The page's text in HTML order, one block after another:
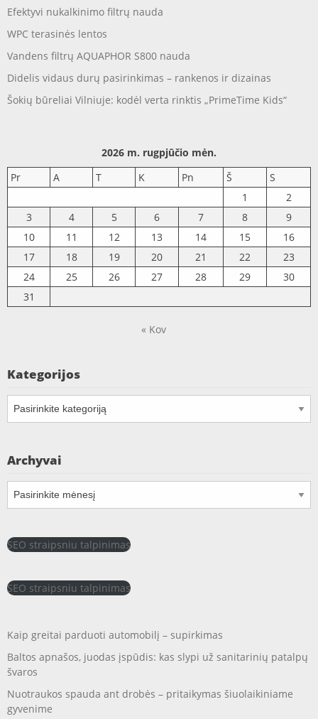
Efektyvi nukalkinimo filtrų nauda
WPC terasinės lentos
Vandens filtrų AQUAPHOR S800 nauda
Didelis vidaus durų pasirinkimas – rankenos ir dizainas
Šokių būreliai Vilniuje: kodėl verta rinktis „PrimeTime Kids“
2026 m. rugpjūčio mėn.
Pr
A T K Pn Š
S
1
2
3
4 5 6 7 8
9
10
11 12 13 14 15
16
17
18 19 20 21 22
23
24
25 26 27 28 29
30
31
« Kov
Kategorijos
Kategorijos
Archyvai
Archyvai
SEO straipsniu talpinimas
SEO straipsniu talpinimas
Kaip greitai parduoti automobilį – supirkimas
Baltos apnašos, juodas įspūdis: kas slypi už sanitarinių patalpų
švaros
Nuotraukos spauda ant drobės – pritaikymas šiuolaikiniame
gyvenime